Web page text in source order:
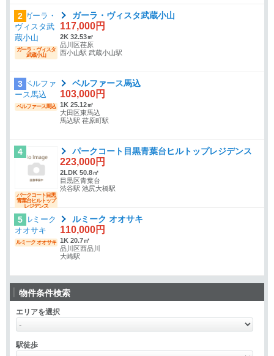
2
ガーラ・ヴィスタ
武蔵小山
ガーラ・ヴィスタ武蔵小山
117,000円
2K 32.53㎡
品川区荏原
西小山駅 武蔵小山駅
3
ベルファース馬込
ベルファース馬込
103,000円
1K 25.12㎡
大田区東馬込
馬込駅 荏原町駅
4
パークコート目黒
青葉台ヒルトップ
レジデンス
パークコート目黒青葉台ヒルトップレジデンス
223,000円
2LDK 50.8㎡
目黒区青葉台
渋谷駅 池尻大橋駅
5
ルミーク オオサキ
ルミーク オオサキ
110,000円
1K 20.7㎡
品川区西品川
大崎駅
物件条件検索
エリアを選択
駅徒歩